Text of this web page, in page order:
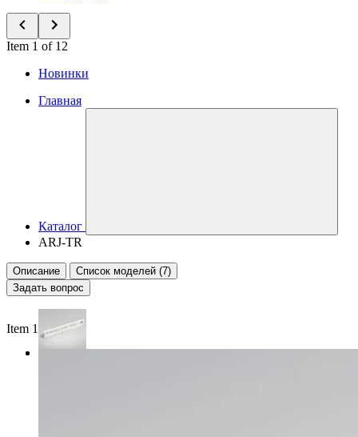
Item 1 of 12
Новинки
Главная
Каталог
ARJ-TR
Описание
Список моделей (7)
Задать вопрос
Item 1 of 2